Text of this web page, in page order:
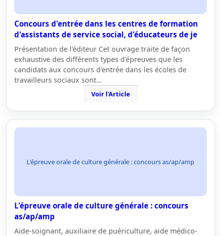
Concours d'entrée dans les centres de formation
d'assistants de service social, d'éducateurs de je
Présentation de l'éditeur Cet ouvrage traite de façon
exhaustive des différents types d'épreuves que les
candidats aux concours d'entrée dans les écoles de
travailleurs sociaux sont…
Voir l'Article
L'épreuve orale de culture générale : concours as/ap/amp
L'épreuve orale de culture générale : concours
as/ap/amp
Aide-soignant, auxiliaire de puériculture, aide médico-